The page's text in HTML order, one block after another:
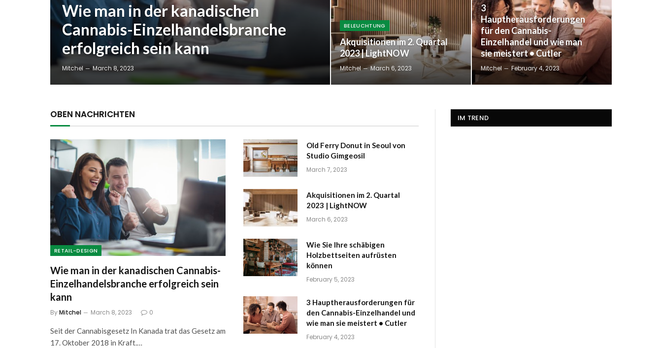
Wie man in der kanadischen
Cannabis-Einzelhandelsbranche
erfolgreich sein kann
Mitchel March 8, 2023
BELEUCHTUNG
Akquisitionen im 2. Quartal
2023 | LightNOW
Mitchel March 6, 2023
3
Hauptherausforderungen
für den Cannabis-
Einzelhandel und wie man
sie meistert • Cutler
Mitchel February 4, 2023
OBEN NACHRICHTEN
RETAIL-DESIGN
Wie man in der kanadischen Cannabis-
Einzelhandelsbranche erfolgreich sein
kann
ByMitchel March 8, 2023 0
Seit der Cannabisgesetz In Kanada trat das Gesetz am
17. Oktober 2018 in Kraft.…
Old Ferry Donut in Seoul von
Studio Gimgeosil
March 7, 2023
Akquisitionen im 2. Quartal
2023 | LightNOW
March 6, 2023
Wie Sie Ihre schäbigen
Holzbettseiten aufrüsten
können
February 5, 2023
3 Hauptherausforderungen für
den Cannabis-Einzelhandel und
wie man sie meistert • Cutler
February 4, 2023
IM TREND